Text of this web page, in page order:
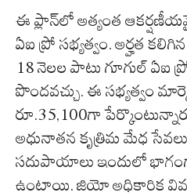
ఈ ప్లాన్‌లో అత్యంత
ఏఐ ప్రో సభ్యత్వం. అర్హత
18 నెలల పాటు గూగుల్ ఏఐ
పొందవచ్చు. ఈ సభ్యత్వం
రూ.35,100గా
అధునాతన కృత్రిమ మేధ సేవలు,
సదుపాయాలు ఇందులో
ఉంటాయి. జియో అధికారిక